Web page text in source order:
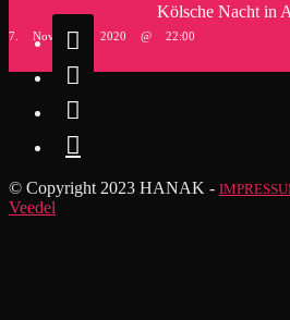
7. November 2020 @ 22:00
Kölsche Nacht in




© Copyright 2023 HANAK -
Veedel